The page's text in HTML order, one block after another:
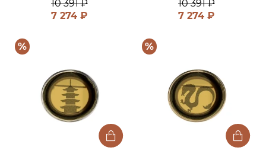
7 274 ₽
10 391 ₽
7 274 ₽
10 391 ₽
% %